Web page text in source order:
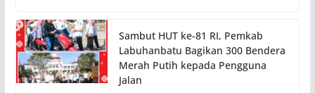
Sambut HUT ke-81 RI, Pemkab
Labuhanbatu Bagikan 300 Bendera
Merah Putih kepada Pengguna
Jalan